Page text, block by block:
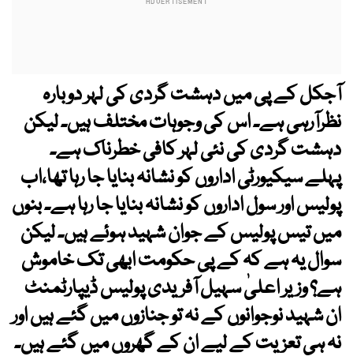
آجکل کے پی میں دہشت گردی کی لہر دوبارہ
نظرآرہی ہے۔ اس کی وجوہات مختلف ہیں۔ لیکن
دہشت گردی کی نئی لہر کافی خطرناک ہے۔
پہلے سیکیورٹی اداروں کو نشانہ بنایا جا رہا تھا،اب
پولیس اور سول اداروں کو نشانہ بنایا جا رہا ہے۔ بنوں
میں تیس پولیس کے جوان شہید ہوئے ہیں۔ لیکن
سوال یہ ہے کہ کے پی حکومت ابھی تک خاموش
ہے؟ وزیر اعلیٰ سہیل آفریدی پولیس ڈیپارٹمنٹ
ان شہید نوجوانوں کے نہ تو جنازوں میں گئے ہیں اور
نہ ہی تعزیت کے لیے ان کے گھروں میں گئے ہیں۔